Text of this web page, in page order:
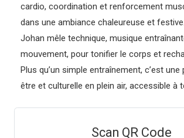
cardio, coordination et renforcement
dans une ambiance chaleureuse et
Johan mêle technique, musique
mouvement, pour tonifier le corps et
Plus qu’un simple entraînement, c’est une
être et culturelle en plein air, accessible à
Scan QR Code